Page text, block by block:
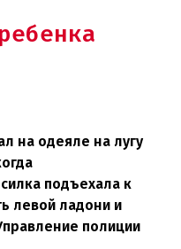
на одеяле на лугу
подъехала к
левой ладони и
полиции